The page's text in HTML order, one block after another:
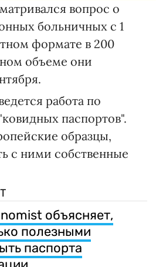
вопрос о
больничных с 1
формате в 200
объеме они
работа по
паспортов".
образцы,
с ними собственные
объясняет,
полезными
паспорта